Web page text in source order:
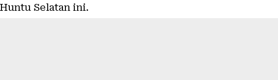
Selatan ini.